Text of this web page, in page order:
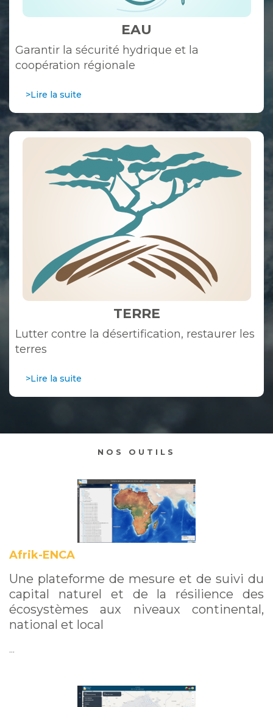
EAU
Garantir la sécurité hydrique et la
coopération régionale
>Lire la suite
TERRE
Lutter contre la désertification, restaurer les
terres
>Lire la suite
NOS OUTILS
Afrik-ENCA
Une plateforme de mesure et de suivi du
capital naturel et de la résilience des
écosystèmes aux niveaux continental,
national et local
…